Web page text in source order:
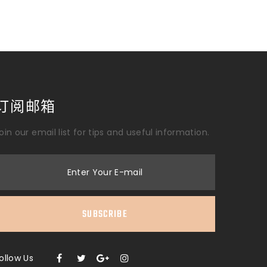
阅邮箱
our email list for tips and useful information.
Enter Your E-mail
SUBSCRIBE
Us